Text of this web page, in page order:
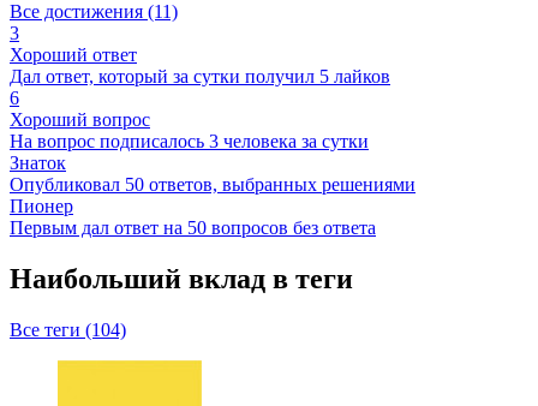
Все достижения (11)
3
Хороший ответ
Дал ответ, который за сутки получил 5 лайков
6
Хороший вопрос
На вопрос подписалось 3 человека за сутки
Знаток
Опубликовал 50 ответов, выбранных решениями
Пионер
Первым дал ответ на 50 вопросов без ответа
Наибольший вклад в теги
Все теги (104)